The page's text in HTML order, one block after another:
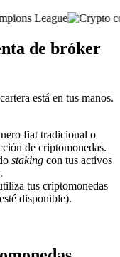
de bróker
está en tus manos.
fiat tradicional o
de criptomonedas.
staking con tus activos
tus criptomonedas
disponible).